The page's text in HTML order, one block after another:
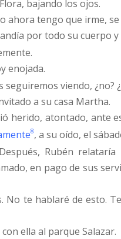
bajando los ojos.
ahora tengo que irme, se
por todo su cuerpo
enojada.
viendo, ¿no?
a su casa Martha.
herido, atontado, ante
8, a su oído, el
Rubén
en pago de sus
No te hablaré de esto.
ella al parque Salazar.